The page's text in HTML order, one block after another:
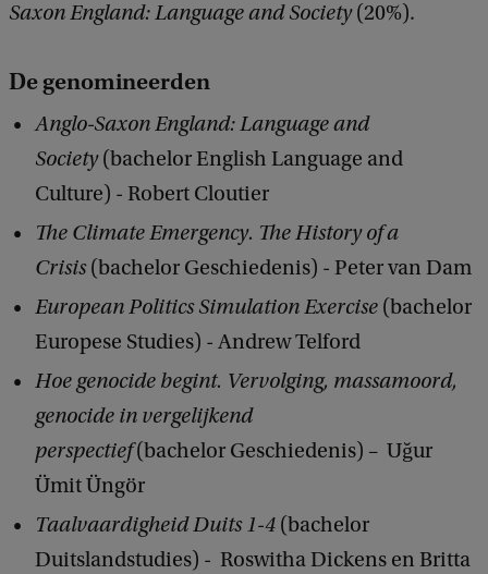
Saxon England: Language and Society(20%).
De genomineerden
Anglo-Saxon England: Language and
Society(bachelor English Language and
Culture) - Robert Cloutier
The Climate Emergency. The History of a
Crisis(bachelor Geschiedenis) - Peter van Dam
European Politics Simulation Exercise (bachelor
Europese Studies) - Andrew Telford
Hoe genocide begint. Vervolging, massamoord,
genocide in vergelijkend
perspectief(bachelor Geschiedenis) – Uğur
Ümit Üngör
Taalvaardigheid Duits 1-4 (bachelor
Duitslandstudies) - Roswitha Dickens en Britta